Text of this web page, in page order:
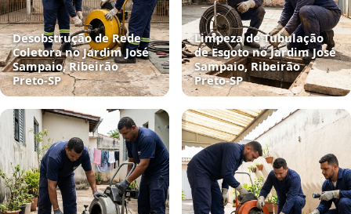
Desobstrução de Rede
Coletora no Jardim José
Sampaio, Ribeirão
Preto‑SP
Limpeza de Tubulação
de Esgoto no Jardim José
Sampaio, Ribeirão
Preto‑SP